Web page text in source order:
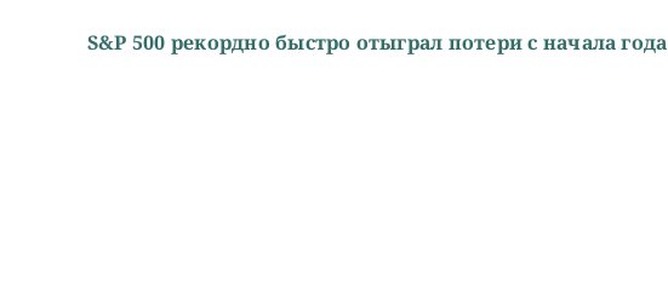
S&P 500 рекордно быстро отыграл потери с начала года